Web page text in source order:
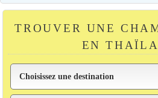
TROUVER UNE
EN